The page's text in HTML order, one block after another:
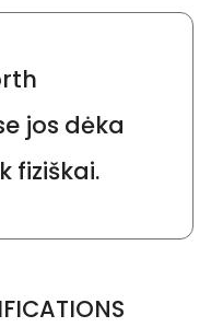
jos dėka
fiziškai.